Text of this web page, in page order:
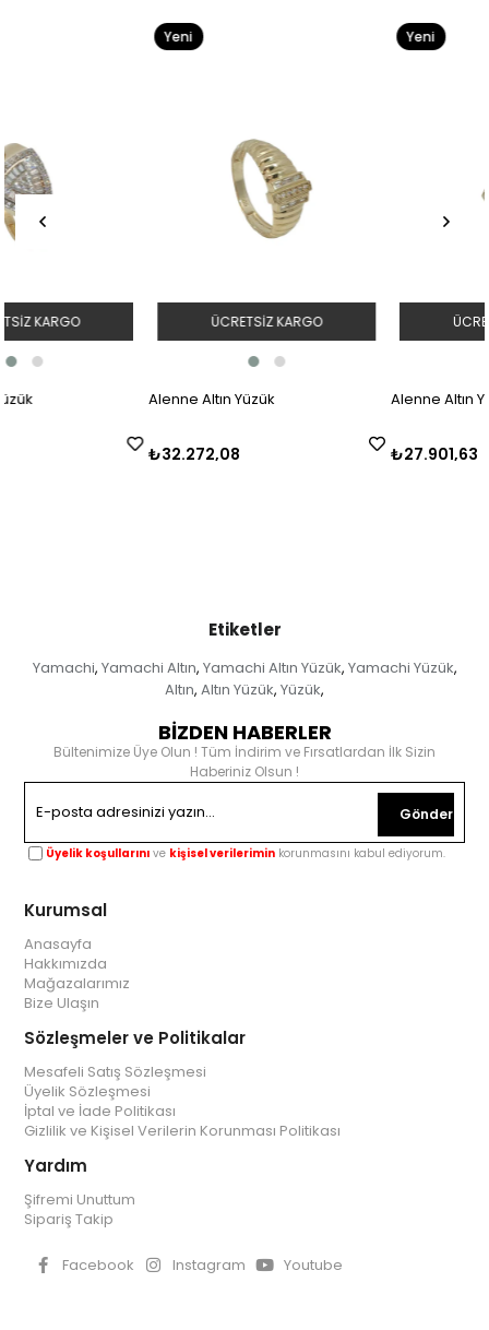
Alenne Altın Yüzük Alenne Altın Yüzük
Etiketler
Yamachi, Yamachi Altın, Yamachi Altın Yüzük, Yamachi Yüzük,
Altın, Altın Yüzük, Yüzük,
BİZDEN HABERLER
Bültenimize Üye Olun ! Tüm İndirim ve Fırsatlardan İlk Sizin
Haberiniz Olsun !
Gönder
Üyelik koşullarını ve kişisel verilerimin korunmasını kabul ediyorum.
Kurumsal
Anasayfa
Hakkımızda
Mağazalarımız
Bize Ulaşın
Sözleşmeler ve Politikalar
Mesafeli Satış Sözleşmesi
Üyelik Sözleşmesi
İptal ve İade Politikası
Gizlilik ve Kişisel Verilerin Korunması Politikası
Yardım
Şifremi Unuttum
Sipariş Takip
Facebook Instagram Youtube